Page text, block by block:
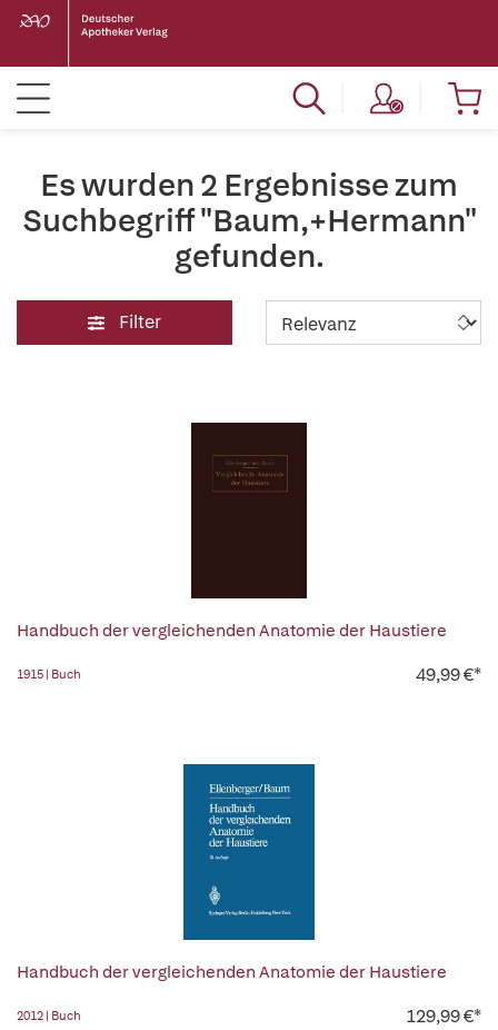
Es wurden 2 Ergebnisse zum
Suchbegriff "Baum,+Hermann"
gefunden.
Filter
Handbuch der vergleichenden Anatomie der Haustiere
1915 | Buch 49,99 €*
Handbuch der vergleichenden Anatomie der Haustiere
2012 | Buch 129,99 €*